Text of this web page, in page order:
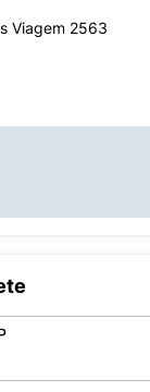
Viagem 2563